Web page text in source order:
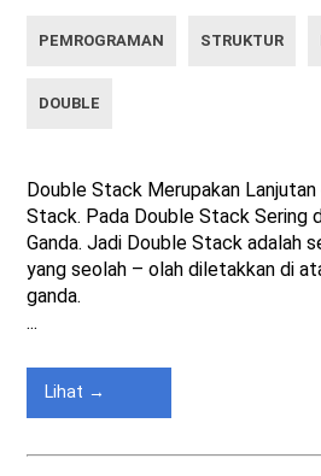
PEMROGRAMAN STRUKTUR
DOUBLE
Double Stack Merupakan Lanjutan
Stack. Pada Double Stack Sering
Ganda. Jadi Double Stack adalah
yang seolah – olah diletakkan di
ganda.
...
Lihat →